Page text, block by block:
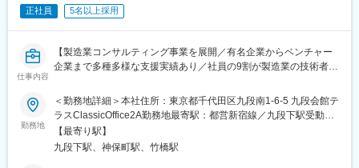
■業務内容：
・業務アプリケーションを導入するため、クライアントとの業務
システム要件の定義、Fit&Gap分析、データ・画面・機能の基本設
計、開発・Configuration、各種テストの計画・実行、システムデ
ータ業務移行の計画・実行、デプロイ・導入、保守サポートの全
■募集ポジション
※経験や希望に応じて、入社後配属プロジェクトや役割を決定しま
す。
正社員 5名以上採用
仕事内容
【製造業コンサルティング事業を展開／有名企業からベンチャー
企業まで多種多様な支援実績あり／社員の9割が製造業の技術者出
■募集背景：
当社では、PLM（Product Lifecycle Management）の導入を単な
るシステム実装と捉えるのではなく、製造業のお客様のビジネス
変革の触媒として位置づけています。多くのコンサルティングフ
勤務地
＜勤務地詳細＞本社住所：東京都千代田区九段南1-6-5 九段会館テ
ラスClassicOffice2A勤務地最寄駅：都営新宿線／九段下駅受動喫
煙対策：屋内全面禁煙変更の範囲：会社の定める事業所（リモー
トワーク含む）
【最寄り駅】
九段下駅、神保町駅、竹橋駅